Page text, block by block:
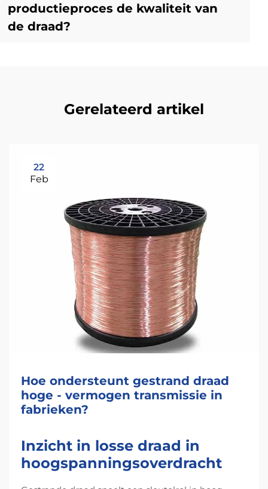
productieproces de kwaliteit van
de draad?
Gerelateerd artikel
22
Feb
Hoe ondersteunt gestrand draad
hoge - vermogen transmissie in
fabrieken?
Inzicht in losse draad in
hoogspanningsoverdracht